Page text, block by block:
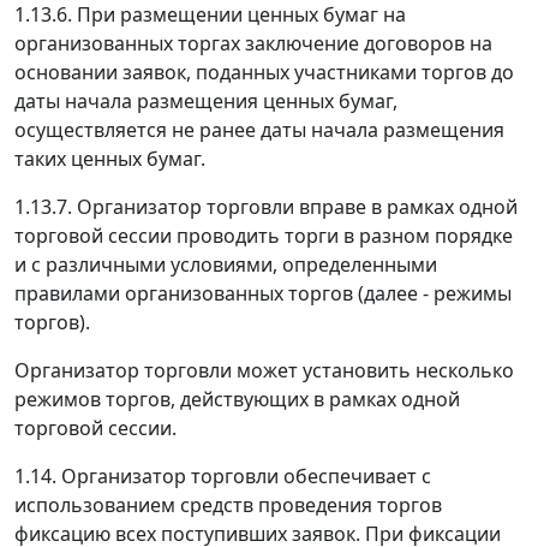
1.13.6. При размещении ценных бумаг на
организованных торгах заключение договоров на
основании заявок, поданных участниками торгов до
даты начала размещения ценных бумаг,
осуществляется не ранее даты начала размещения
таких ценных бумаг.
1.13.7. Организатор торговли вправе в рамках одной
торговой сессии проводить торги в разном порядке
и с различными условиями, определенными
правилами организованных торгов (далее - режимы
торгов).
Организатор торговли может установить несколько
режимов торгов, действующих в рамках одной
торговой сессии.
1.14. Организатор торговли обеспечивает с
использованием средств проведения торгов
фиксацию всех поступивших заявок. При фиксации